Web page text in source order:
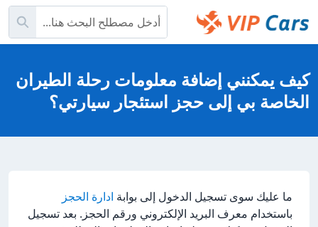
إلى
كيف يمكنني إضافة معلومات رحلة الطيران
الخاصة بي إلى حجز استئجار سيارتي؟
ما عليك سوى تسجيل الدخول إلى بوابة ادارة الحجز
باستخدام معرف البريد الإلكتروني ورقم الحجز. بعد تسجيل